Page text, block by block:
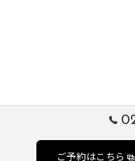
ご予約はこちら